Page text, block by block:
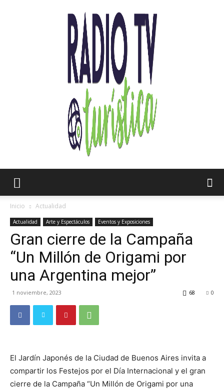
TV
Turística
Inicio Actualidad
Actualidad Arte y Espectáculos Eventos y Exposiciones
Gran cierre de la Campaña
“Un Millón de Origami por
una Argentina mejor”
1 noviembre, 2023 0
68
El Jardín Japonés de la Ciudad de Buenos Aires invita a
compartir los Festejos por el Día Internacional y el gran
cierre de la Campaña “Un Millón de Origami por una